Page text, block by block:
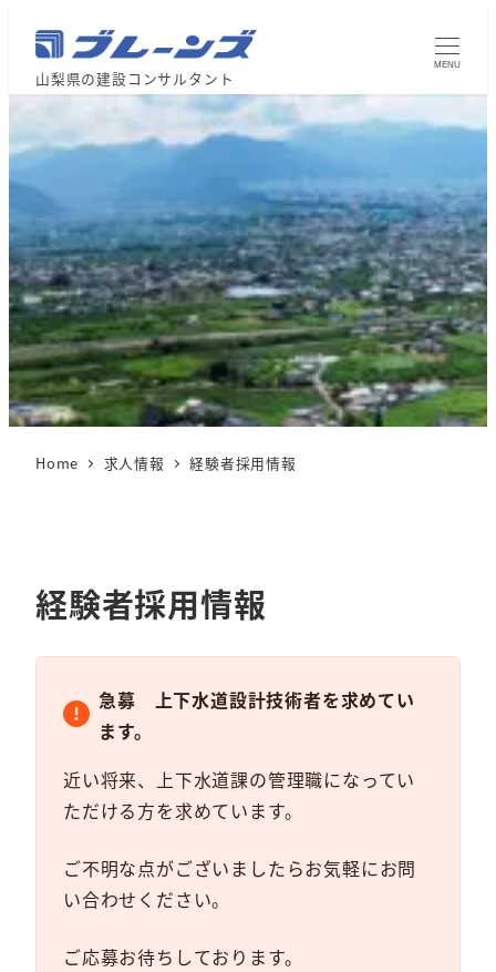
山梨県の建設コンサルタント
MENU
Home 求人情報 経験者採用情報
経験者採用情報
急募 上下水道設計技術者を求めてい
ます。
近い将来、上下水道課の管理職になってい
ただける方を求めています。
ご不明な点がございましたらお気軽にお問
い合わせください。
ご応募お待ちしております。